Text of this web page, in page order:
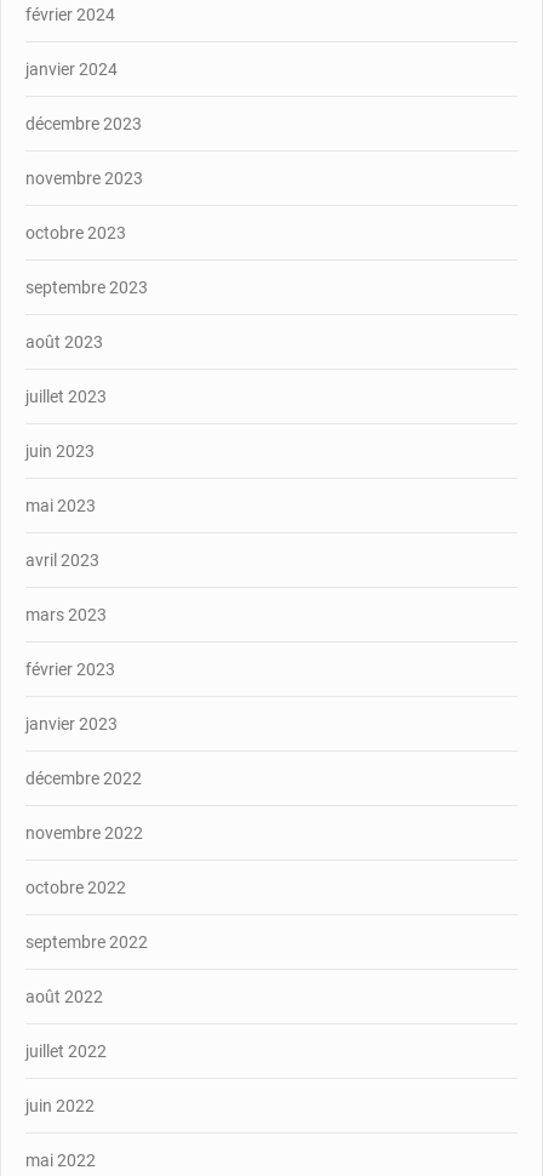
février 2024
janvier 2024
décembre 2023
novembre 2023
octobre 2023
septembre 2023
août 2023
juillet 2023
juin 2023
mai 2023
avril 2023
mars 2023
février 2023
janvier 2023
décembre 2022
novembre 2022
octobre 2022
septembre 2022
août 2022
juillet 2022
juin 2022
mai 2022